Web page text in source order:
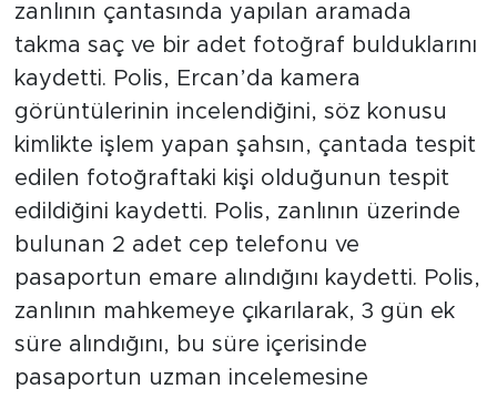
zanlının çantasında yapılan aramada
takma saç ve bir adet fotoğraf bulduklarını
kaydetti. Polis, Ercan’da kamera
görüntülerinin incelendiğini, söz konusu
kimlikte işlem yapan şahsın, çantada tespit
edilen fotoğraftaki kişi olduğunun tespit
edildiğini kaydetti. Polis, zanlının üzerinde
bulunan 2 adet cep telefonu ve
pasaportun emare alındığını kaydetti. Polis,
zanlının mahkemeye çıkarılarak, 3 gün ek
süre alındığını, bu süre içerisinde
pasaportun uzman incelemesine